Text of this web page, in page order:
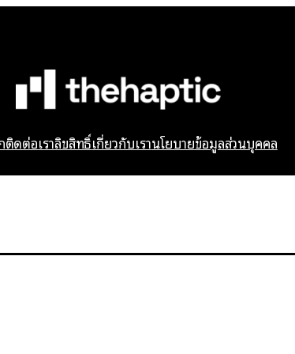
ติดต่อเราลิขสิทธิ์เกี่ยวกับเรานโยบายข้อมูลส่วนบุคคล